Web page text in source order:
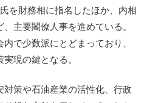
を財務相に指名したほか、内相
主要閣僚人事を進めている。
で少数派にとどまっており、
現の鍵となる。
策や石油産業の活性化、行政